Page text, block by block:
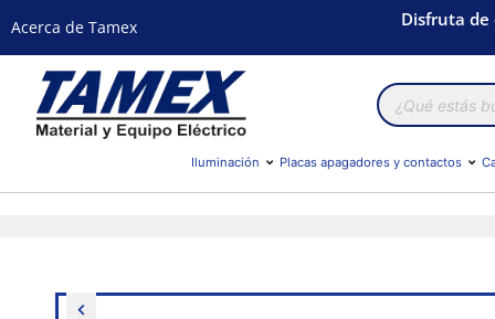
Acerca de Tamex Disfruta de
Búsqueda
de
productos
Iluminación Placas apagadores y contactos